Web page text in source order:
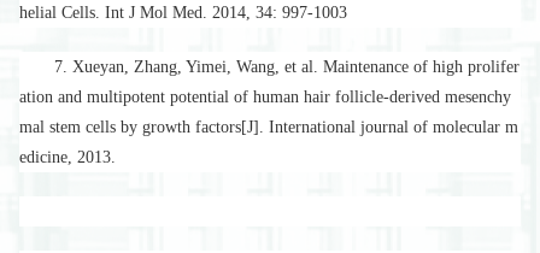
helial Cells. Int J Mol Med. 2014, 34: 997-1003
7. Xueyan, Zhang, Yimei, Wang, et al. Maintenance of high prolifer
ation and multipotent potential of human hair follicle-derived mesenchy
mal stem cells by growth factors[J]. International journal of molecular m
edicine, 2013.